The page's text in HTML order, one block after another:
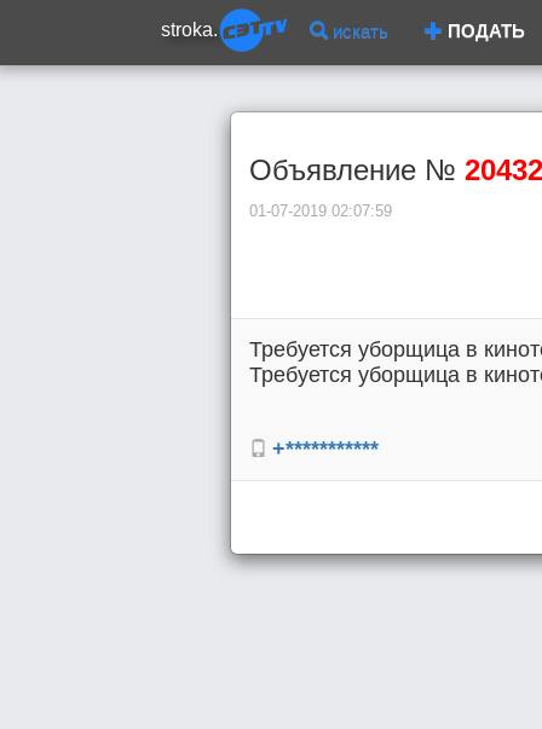
stroka. искать ПОДАТЬ
Объявление № 20432
01-07-2019 02:07:59
Требуется уборщица в
Требуется уборщица в
+***********